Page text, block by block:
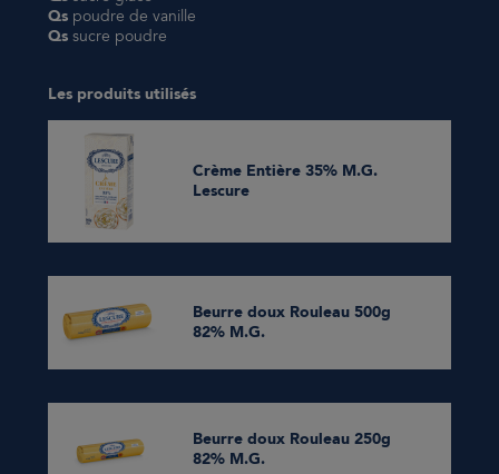
Qs poudre de vanille
Qs sucre poudre
Les produits utilisés
Crème Entière 35% M.G.
Lescure
Beurre doux Rouleau 500g
82% M.G.
Beurre doux Rouleau 250g
82% M.G.